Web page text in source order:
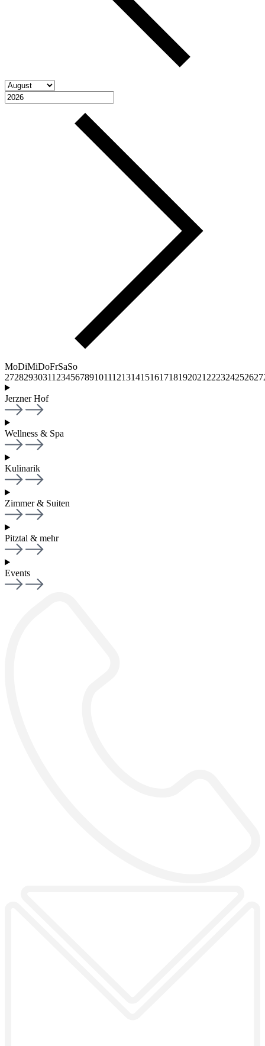
MoDiMiDoFrSaSo
27282930311 23456789101112131415161718192021 222324252627
Jerzner Hof
Wellness & Spa
Kulinarik
Zimmer & Suiten
Pitztal & mehr
Events